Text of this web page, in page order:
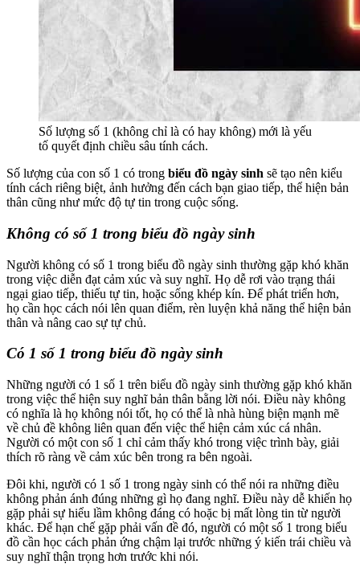
Số lượng số 1 (không chỉ là có hay không) mới là yếu
tố quyết định chiều sâu tính cách.
Số lượng của con số 1 có trong biểu đồ ngày sinh sẽ tạo nên kiểu
tính cách riêng biệt, ảnh hưởng đến cách bạn giao tiếp, thể hiện bản
thân cũng như mức độ tự tin trong cuộc sống.
Không có số 1 trong biểu đồ ngày sinh
Người không có số 1 trong biểu đồ ngày sinh thường gặp khó khăn
trong việc diễn đạt cảm xúc và suy nghĩ. Họ dễ rơi vào trạng thái
ngại giao tiếp, thiếu tự tin, hoặc sống khép kín. Để phát triển hơn,
họ cần học cách nói lên quan điểm, rèn luyện khả năng thể hiện bản
thân và nâng cao sự tự chủ.
Có 1 số 1 trong biểu đồ ngày sinh
Những người có 1 số 1 trên biểu đồ ngày sinh thường gặp khó khăn
trong việc thể hiện suy nghĩ bản thân bằng lời nói. Điều này không
có nghĩa là họ không nói tốt, họ có thể là nhà hùng biện mạnh mẽ
về chủ đề không liên quan đến việc thể hiện cảm xúc cá nhân.
Người có một con số 1 chỉ cảm thấy khó trong việc trình bày, giải
thích rõ ràng về cảm xúc bên trong ra bên ngoài.
Đôi khi, người có 1 số 1 trong ngày sinh có thể nói ra những điều
không phản ánh đúng những gì họ đang nghĩ. Điều này dễ khiến họ
gặp phải sự hiểu lầm không đáng có hoặc bị mất lòng tin từ người
khác. Để hạn chế gặp phải vấn đề đó, người có một số 1 trong biểu
đồ cần học cách phản ứng chậm lại trước những ý kiến trái chiều và
suy nghĩ thận trọng hơn trước khi nói.